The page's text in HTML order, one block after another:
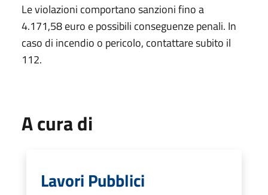
Le violazioni comportano sanzioni fino a
4.171,58 euro e possibili conseguenze penali. In
caso di incendio o pericolo, contattare subito il
112.
A cura di
Lavori Pubblici